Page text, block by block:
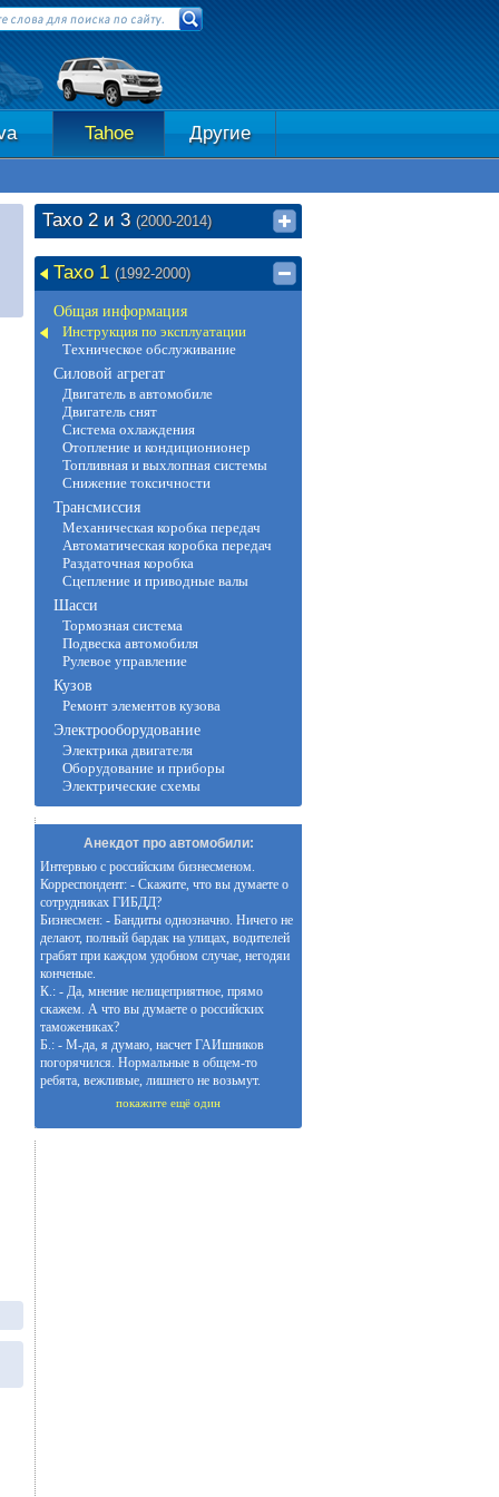
Tahoe Другие
Тахо 2 и 3 (2000-2014)
Тахо 1 (1992-2000)
Общая информация
Инструкция по эксплуатации
Техническое обслуживание
Силовой агрегат
Двигатель в автомобиле
Двигатель снят
Система охлаждения
Отопление и кондиционионер
Топливная и выхлопная системы
Снижение токсичности
Трансмиссия
Механическая коробка передач
Автоматическая коробка передач
Раздаточная коробка
Сцепление и приводные валы
Шасси
Тормозная система
Подвеска автомобиля
Рулевое управление
Кузов
Ремонт элементов кузова
Электрооборудование
Электрика двигателя
Оборудование и приборы
Электрические схемы
Анекдот про автомобили:
Интервью с российским бизнесменом.
Корреспондент: - Скажите, что вы думаете о
сотрудниках ГИБДД?
Бизнесмен: - Бандиты однозначно. Ничего не
делают, полный бардак на улицах, водителей
грабят при каждом удобном случае, негодяи
конченые.
К.: - Да, мнение нелицеприятное, прямо
скажем. А что вы думаете о российских
таможениках?
Б.: - М-да, я думаю, насчет ГАИшников
погорячился. Нормальные в общем-то
ребята, вежливые, лишнего не возьмут.
покажите ещё один